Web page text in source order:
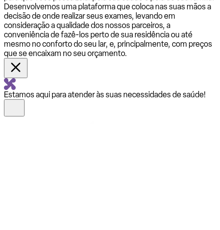
Desenvolvemos uma plataforma que coloca nas suas mãos a
decisão de onde realizar seus exames, levando em
consideração a qualidade dos nossos parceiros, a
conveniência de fazê-los perto de sua residência ou até
mesmo no conforto do seu lar, e, principalmente, com preços
que se encaixam no seu orçamento.
Estamos aqui para atender às suas necessidades de saúde!